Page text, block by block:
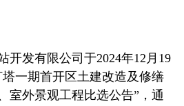
通知
信息
开发有限公司于2024年12月19
一期首开区土建改造及修缮
室外景观工程比选公告”，通